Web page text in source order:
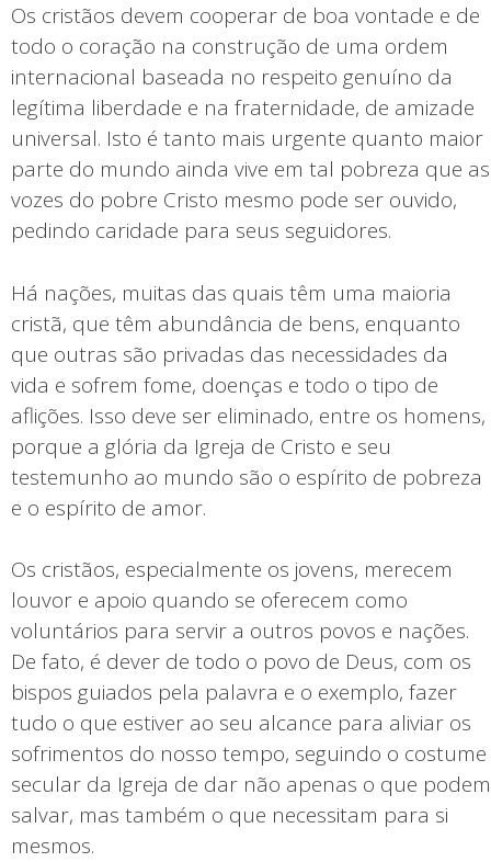
Os cristãos devem cooperar de boa vontade e de
todo o coração na construção de uma ordem
internacional baseada no respeito genuíno da
legítima liberdade e na fraternidade, de amizade
universal. Isto é tanto mais urgente quanto maior
parte do mundo ainda vive em tal pobreza que as
vozes do pobre Cristo mesmo pode ser ouvido,
pedindo caridade para seus seguidores.
Há nações, muitas das quais têm uma maioria
cristã, que têm abundância de bens, enquanto
que outras são privadas das necessidades da
vida e sofrem fome, doenças e todo o tipo de
aflições. Isso deve ser eliminado, entre os homens,
porque a glória da Igreja de Cristo e seu
testemunho ao mundo são o espírito de pobreza
e o espírito de amor.
Os cristãos, especialmente os jovens, merecem
louvor e apoio quando se oferecem como
voluntários para servir a outros povos e nações.
De fato, é dever de todo o povo de Deus, com os
bispos guiados pela palavra e o exemplo, fazer
tudo o que estiver ao seu alcance para aliviar os
sofrimentos do nosso tempo, seguindo o costume
secular da Igreja de dar não apenas o que podem
salvar, mas também o que necessitam para si
mesmos.